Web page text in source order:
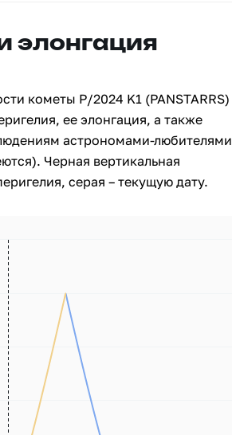
элонгация
кометы P/2024 K1 (PANSTARRS)
ее элонгация, а также
астрономами-любителями
Черная вертикальная
серая – текущую дату.